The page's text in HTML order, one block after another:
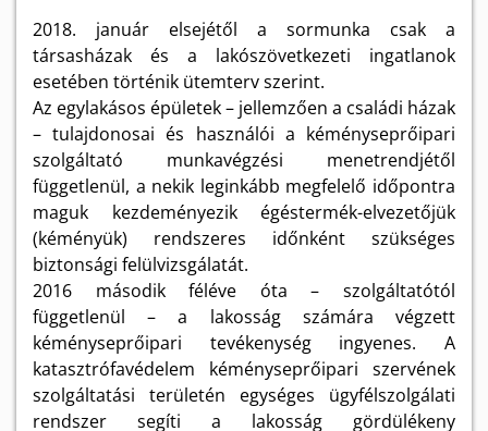
2018. január elsejétől a sormunka csak a
társasházak és a lakószövetkezeti ingatlanok
esetében történik ütemterv szerint.
Az egylakásos épületek – jellemzően a családi házak
– tulajdonosai és használói a kéményseprőipari
szolgáltató munkavégzési menetrendjétől
függetlenül, a nekik leginkább megfelelő időpontra
maguk kezdeményezik égéstermék-elvezetőjük
(kéményük) rendszeres időnként szükséges
biztonsági felülvizsgálatát.
2016 második féléve óta – szolgáltatótól
függetlenül – a lakosság számára végzett
kéményseprőipari tevékenység ingyenes. A
katasztrófavédelem kéményseprőipari szervének
szolgáltatási területén egységes ügyfélszolgálati
rendszer segíti a lakosság gördülékeny